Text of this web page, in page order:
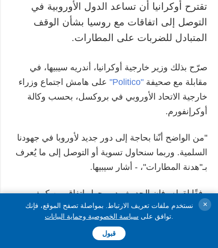
تقترح أوكرانيا أن تساعد الدول الأوروبية في
التوصل إلى اتفاقات مع روسيا بشأن الوقف
المتبادل للضربات على المطارات.
صرّح بذلك وزير خارجية أوكرانيا، أندريه سيبيها، في
مقابلة مع صحيفة"Politico"
على هامش اجتماع وزراء
خارجية الاتحاد الأوروبي في بروكسل، بحسب وكالة
أوكرإنفورم.
"من الواضح أنّنا بحاجة إلى دور جديد لأوروبا في جهودنا
السلمية. وربما سنحاول تسوية أو التوصل إلى ما يُعرف
بـ"هدنة المطارات"، - أشار سيبيها.
وفقًا لقوله، فإن الحديث يدور حول اتفاق بين كييف
وموسكو يقضي بعدم توجيه ضربات إلى المطارات. وقد
يكون الرئيس الروسي بوتين مهتمًا بمثل هذا الاتفاق، لأن
المطارات الروسية الكبرى، بما في ذلك "شيريميتييفو"
نستخدم ملفات تعريف الارتباط. بمواصلة تصفح الموقع، فإنك
توافق على سياسة الخصوصية وحماية البيانات
قبول
×